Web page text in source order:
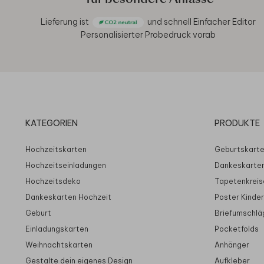
Lieferung ist und schnell Einfacher Editor
Personalisierter Probedruck vorab
KATEGORIEN
Hochzeitskarten
Hochzeitseinladungen
Hochzeitsdeko
Dankeskarten Hochzeit
Geburt
Einladungskarten
Weihnachtskarten
Gestalte dein eigenes Design
PRODUKTE
Poster
Pocketfolds
Anhänger
Aufkleber